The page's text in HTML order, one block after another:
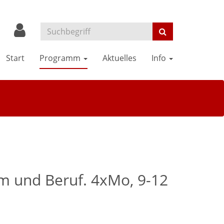
Start Programm Aktuelles Info
und Beruf. 4xMo, 9-12